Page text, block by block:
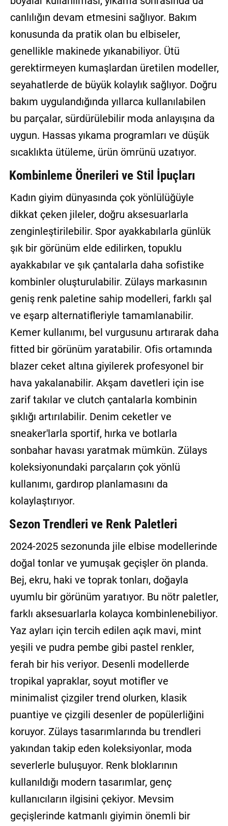
canlılığın devam etmesini sağlıyor. Bakım
konusunda da pratik olan bu elbiseler,
genellikle makinede yıkanabiliyor. Ütü
gerektirmeyen kumaşlardan üretilen modeller,
seyahatlerde de büyük kolaylık sağlıyor. Doğru
bakım uygulandığında yıllarca kullanılabilen
bu parçalar, sürdürülebilir moda anlayışına da
uygun. Hassas yıkama programları ve düşük
sıcaklıkta ütüleme, ürün ömrünü uzatıyor.
Kombinleme Önerileri ve Stil İpuçları
Kadın giyim dünyasında çok yönlülüğüyle
dikkat çeken jileler, doğru aksesuarlarla
zenginleştirilebilir. Spor ayakkabılarla günlük
şık bir görünüm elde edilirken, topuklu
ayakkabılar ve şık çantalarla daha sofistike
kombinler oluşturulabilir. Zülays markasının
geniş renk paletine sahip modelleri, farklı şal
ve eşarp alternatifleriyle tamamlanabilir.
Kemer kullanımı, bel vurgusunu artırarak daha
fitted bir görünüm yaratabilir. Ofis ortamında
blazer ceket altına giyilerek profesyonel bir
hava yakalanabilir. Akşam davetleri için ise
zarif takılar ve clutch çantalarla kombinin
şıklığı artırılabilir. Denim ceketler ve
sneaker'larla sportif, hırka ve botlarla
sonbahar havası yaratmak mümkün. Zülays
koleksiyonundaki parçaların çok yönlü
kullanımı, gardırop planlamasını da
kolaylaştırıyor.
Sezon Trendleri ve Renk Paletleri
2024-2025 sezonunda jile elbise modellerinde
doğal tonlar ve yumuşak geçişler ön planda.
Bej, ekru, haki ve toprak tonları, doğayla
uyumlu bir görünüm yaratıyor. Bu nötr paletler,
farklı aksesuarlarla kolayca kombinlenebiliyor.
Yaz ayları için tercih edilen açık mavi, mint
yeşili ve pudra pembe gibi pastel renkler,
ferah bir his veriyor. Desenli modellerde
tropikal yapraklar, soyut motifler ve
minimalist çizgiler trend olurken, klasik
puantiye ve çizgili desenler de popülerliğini
koruyor. Zülays tasarımlarında bu trendleri
yakından takip eden koleksiyonlar, moda
severlerle buluşuyor. Renk bloklarının
kullanıldığı modern tasarımlar, genç
kullanıcıların ilgisini çekiyor. Mevsim
geçişlerinde katmanlı giyimin önemli bir